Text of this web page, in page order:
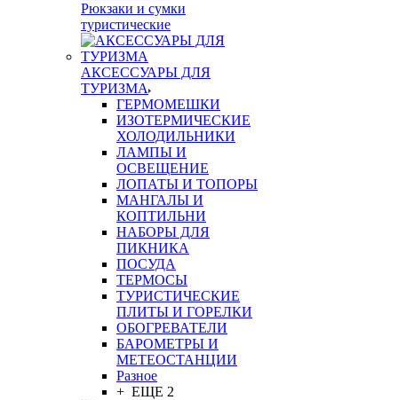
Рюкзаки и сумки
туристические
АКСЕССУАРЫ ДЛЯ
ТУРИЗМА
ГЕРМОМЕШКИ
ИЗОТЕРМИЧЕСКИЕ
ХОЛОДИЛЬНИКИ
ЛАМПЫ И
ОСВЕЩЕНИЕ
ЛОПАТЫ И ТОПОРЫ
МАНГАЛЫ И
КОПТИЛЬНИ
НАБОРЫ ДЛЯ
ПИКНИКА
ПОСУДА
ТЕРМОСЫ
ТУРИСТИЧЕСКИЕ
ПЛИТЫ И ГОРЕЛКИ
ОБОГРЕВАТЕЛИ
БАРОМЕТРЫ И
МЕТЕОСТАНЦИИ
Разное
+ ЕЩЕ 2